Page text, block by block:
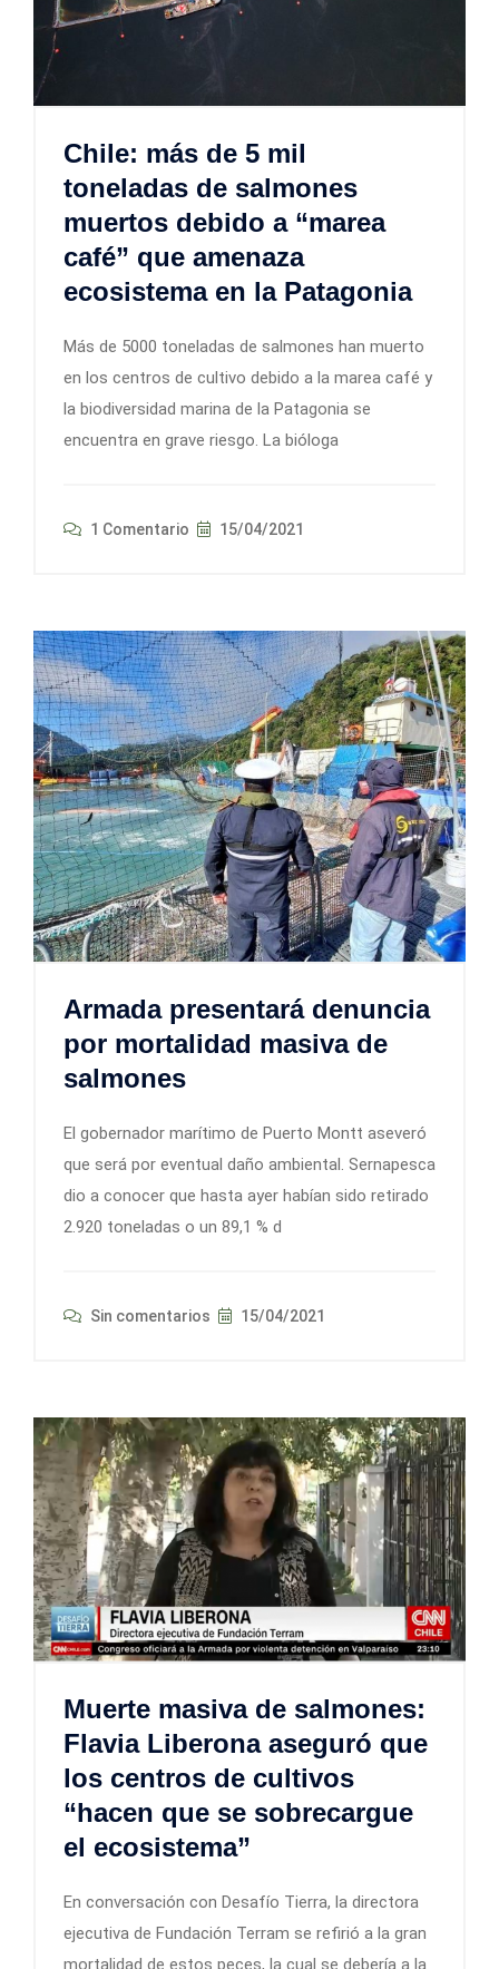
Chile: más de 5 mil
toneladas de salmones
muertos debido a “marea
café” que amenaza
ecosistema en la Patagonia
Más de 5000 toneladas de salmones han muerto
en los centros de cultivo debido a la marea café y
la biodiversidad marina de la Patagonia se
encuentra en grave riesgo. La bióloga
1 Comentario 15/04/2021
Armada presentará denuncia
por mortalidad masiva de
salmones
El gobernador marítimo de Puerto Montt aseveró
que será por eventual daño ambiental. Sernapesca
dio a conocer que hasta ayer habían sido retirado
2.920 toneladas o un 89,1 % d
Sin comentarios 15/04/2021
Muerte masiva de salmones:
Flavia Liberona aseguró que
los centros de cultivos
“hacen que se sobrecargue
el ecosistema”
En conversación con Desafío Tierra, la directora
ejecutiva de Fundación Terram se refirió a la gran
mortalidad de estos peces, la cual se debería a la